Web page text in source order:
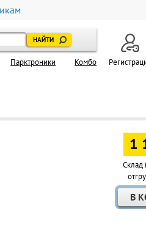
Парктроники Комбо
1
Склад